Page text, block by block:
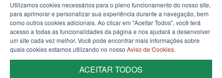
Utilizamos cookies necessários para o pleno funcionamento do nosso site,
para aprimorar e personalizar sua experiência durante a navegação, bem
como outros cookies adicionais. Ao clicar em "Aceitar Todos", você terá
acesso a todas as funcionalidades da página e nos ajudará a desenvolver
um site cada vez melhor. Você pode encontrar mais informações sobre
quais cookies estamos utilizando no nosso Aviso de Cookies.
ACEITAR TODOS